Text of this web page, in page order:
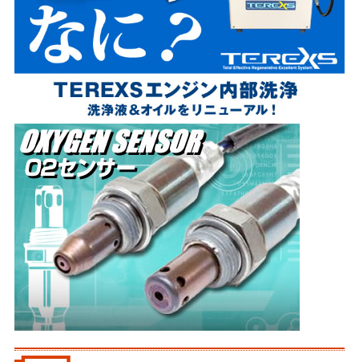
因
と
対
策
方
法
」
る
因
対
処
法
」